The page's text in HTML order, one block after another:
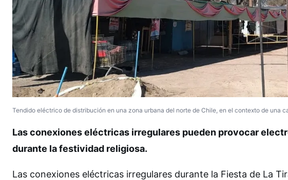
Tendido eléctrico de distribución en una zona urbana del norte de Chile, en el contexto de una
Las conexiones eléctricas irregulares pueden provocar
durante la festividad religiosa.
Las conexiones eléctricas irregulares durante la Fiesta de La